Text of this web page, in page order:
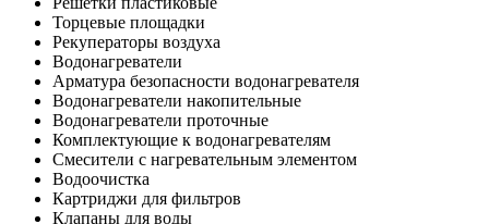
Торцевые площадки
Рекуператоры воздуха
Водонагреватели
Арматура безопасности водонагревателя
Водонагреватели накопительные
Водонагреватели проточные
Комплектующие к водонагревателям
Смесители с нагревательным элементом
Водоочистка
Картриджи для фильтров
Клапаны для воды